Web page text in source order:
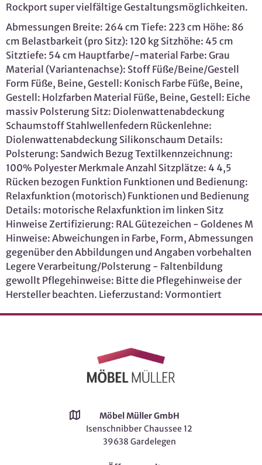
Rockport super vielfältige Gestaltungsmöglichkeiten.
Abmessungen Breite: 264 cm Tiefe: 223 cm Höhe: 86
cm Belastbarkeit (pro Sitz): 120 kg Sitzhöhe: 45 cm
Sitztiefe: 54 cm Hauptfarbe/-material Farbe: Grau
Material (Variantenachse): Stoff Füße/Beine/Gestell
Form Füße, Beine, Gestell: Konisch Farbe Füße, Beine,
Gestell: Holzfarben Material Füße, Beine, Gestell: Eiche
massiv Polsterung Sitz: Diolenwattenabdeckung
Schaumstoff Stahlwellenfedern Rückenlehne:
Diolenwattenabdeckung Silikonschaum Details:
Polsterung: Sandwich Bezug Textilkennzeichnung:
100% Polyester Merkmale Anzahl Sitzplätze: 4 4,5
Rücken bezogen Funktion Funktionen und Bedienung:
Relaxfunktion (motorisch) Funktionen und Bedienung
Details: motorische Relaxfunktion im linken Sitz
Hinweise Zertifizierung: RAL Gütezeichen - Goldenes M
Hinweise: Abweichungen in Farbe, Form, Abmessungen
gegenüber den Abbildungen und Angaben vorbehalten
Legere Verarbeitung/Polsterung - Faltenbildung
gewollt Pflegehinweise: Bitte die Pflegehinweise der
Hersteller beachten. Lieferzustand: Vormontiert
Möbel Müller GmbH
Isenschnibber Chaussee 12
39638 Gardelegen